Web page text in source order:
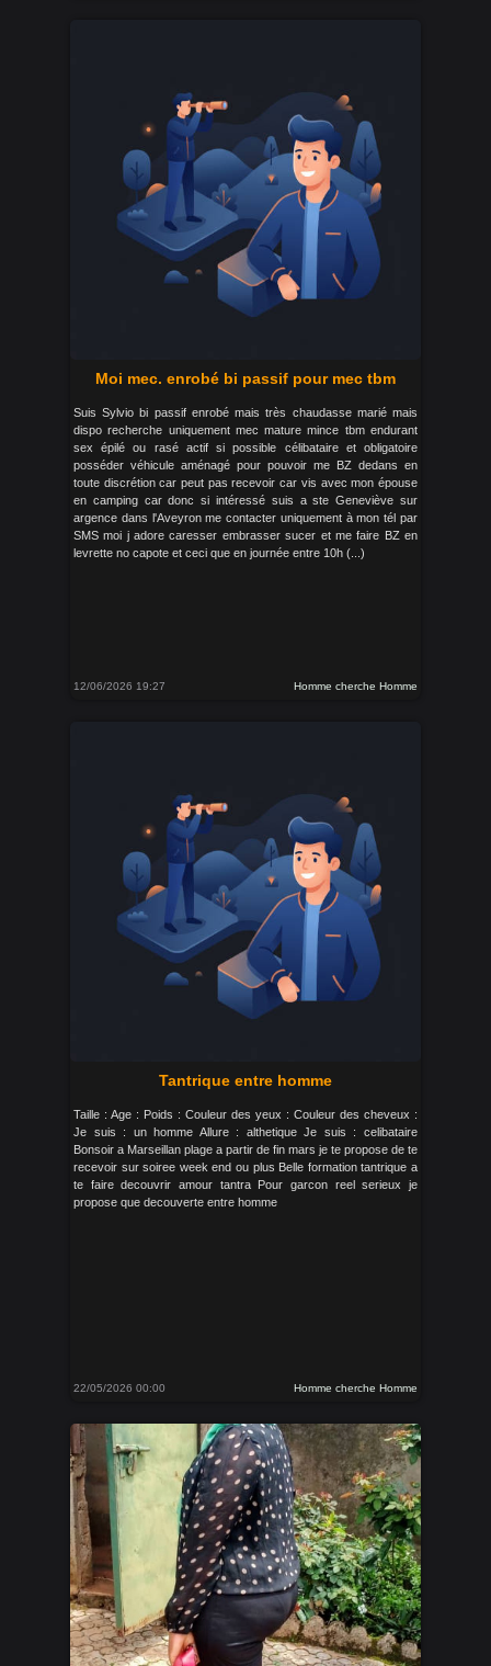
Moi mec. enrobé bi passif pour mec tbm
Suis Sylvio bi passif enrobé mais très chaudasse marié mais
dispo recherche uniquement mec mature mince tbm endurant
sex épilé ou rasé actif si possible célibataire et obligatoire
posséder véhicule aménagé pour pouvoir me BZ dedans en
toute discrétion car peut pas recevoir car vis avec mon épouse
en camping car donc si intéressé suis a ste Geneviève sur
argence dans l'Aveyron me contacter uniquement à mon tél par
SMS moi j adore caresser embrasser sucer et me faire BZ en
levrette no capote et ceci que en journée entre 10h (...)
12/06/2026 19:27 Homme cherche Homme
Tantrique entre homme
Taille : Age : Poids : Couleur des yeux : Couleur des cheveux :
Je suis : un homme Allure : althetique Je suis : celibataire
Bonsoir a Marseillan plage a partir de fin mars je te propose de te
recevoir sur soiree week end ou plus Belle formation tantrique a
te faire decouvrir amour tantra Pour garcon reel serieux je
propose que decouverte entre homme
22/05/2026 00:00 Homme cherche Homme